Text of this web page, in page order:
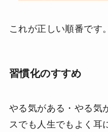
これが正しい順番です。
習慣化のすすめ
やる気がある・やる気
スでも人生でもよく耳